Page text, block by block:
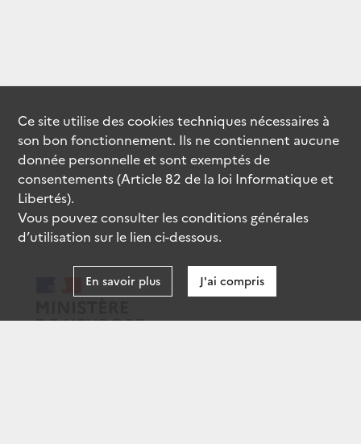
Ce site utilise descookiestechniques nécessaires à
son bon fonctionnement. Ils ne contiennent aucune
donnée personnelle et sont exemptés de
consentements (Article 82 de la loi Informatique et
Libertés).
Vous pouvez consulter les conditions générales
d’utilisation sur le lien ci-dessous.
En savoir plus J'ai compris